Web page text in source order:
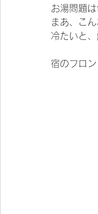
お湯問題
まあ、こ
冷たいと
宿のフロ